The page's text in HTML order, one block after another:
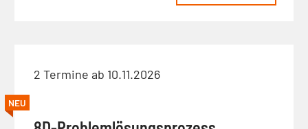
2 Termine ab 10.11.2026
NEU